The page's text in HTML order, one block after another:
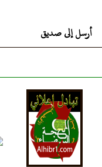
أرسل إلى صديق